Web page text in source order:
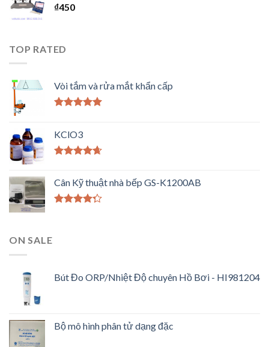
₫450
TOP RATED
Vòi tắm và rửa mắt khẩn cấp
sao
KClO3
5 sao
Cân Kỹ thuật nhà bếp GS-K1200AB
ON SALE
Bút Đo ORP/Nhiệt Độ chuyên Hồ Bơi - HI981204
Bộ mô hình phân tử dạng đặc